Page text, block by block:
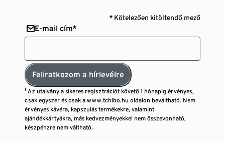
* Kötelezően kitöltendő mező
E-mail cím*
Feliratkozom a hírlevélre
¹ Az utalvány a sikeres regisztrációt követő 1 hónapig érvényes,
csak egyszer és csak a www.tchibo.hu oldalon beváltható. Nem
érvényes kávéra, kapszulás termékekre, valamint
ajándékkártyákra, más kedvezményekkel nem összevonható,
készpénzre nem váltható.